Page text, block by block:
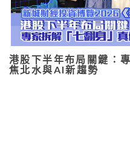
港股下半年布局關鍵：
焦北水與AI新趨勢